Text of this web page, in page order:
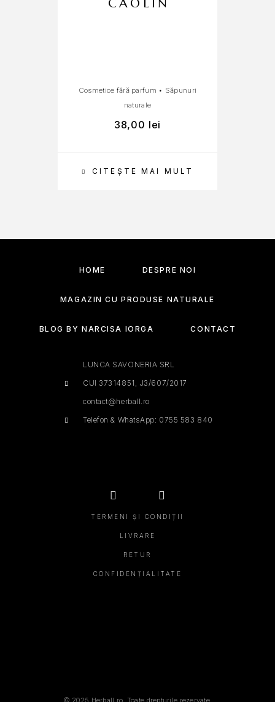
CITEȘTE MAI MULT
CAOLIN
Cosmetice fără parfum • Săpunuri
naturale
38,00 lei
HOME DESPRE NOI
MAGAZIN CU PRODUSE NATURALE
BLOG BY NARCISA IORGA CONTACT
LUNCA SAVONERIA SRL
CUI 37314851, J3/607/2017
contact@herball.ro
Telefon & WhatsApp: 0755 583 840
TERMENI ȘI CONDIȚII
LIVRARE
RETUR
CONFIDENȚIALITATE
© 2025 Herball.ro. Toate drepturile rezervate.